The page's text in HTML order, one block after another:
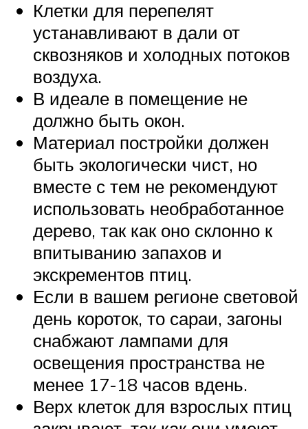
Клетки для перепелят
устанавливают в дали от
сквозняков и холодных потоков
воздуха.
В идеале в помещение не
должно быть окон.
Материал постройки должен
быть экологически чист, но
вместе с тем не рекомендуют
использовать необработанное
дерево, так как оно склонно к
впитыванию запахов и
экскрементов птиц.
Если в вашем регионе световой
день короток, то сараи, загоны
снабжают лампами для
освещения пространства не
менее 17-18 часов вдень.
Верх клеток для взрослых птиц